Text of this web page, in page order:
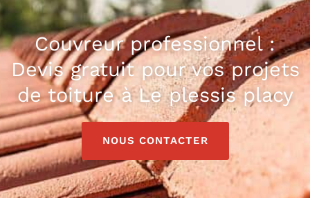
Couvreur professionnel :
Devis gratuit pour vos projets
de toiture à Le plessis placy
NOUS CONTACTER